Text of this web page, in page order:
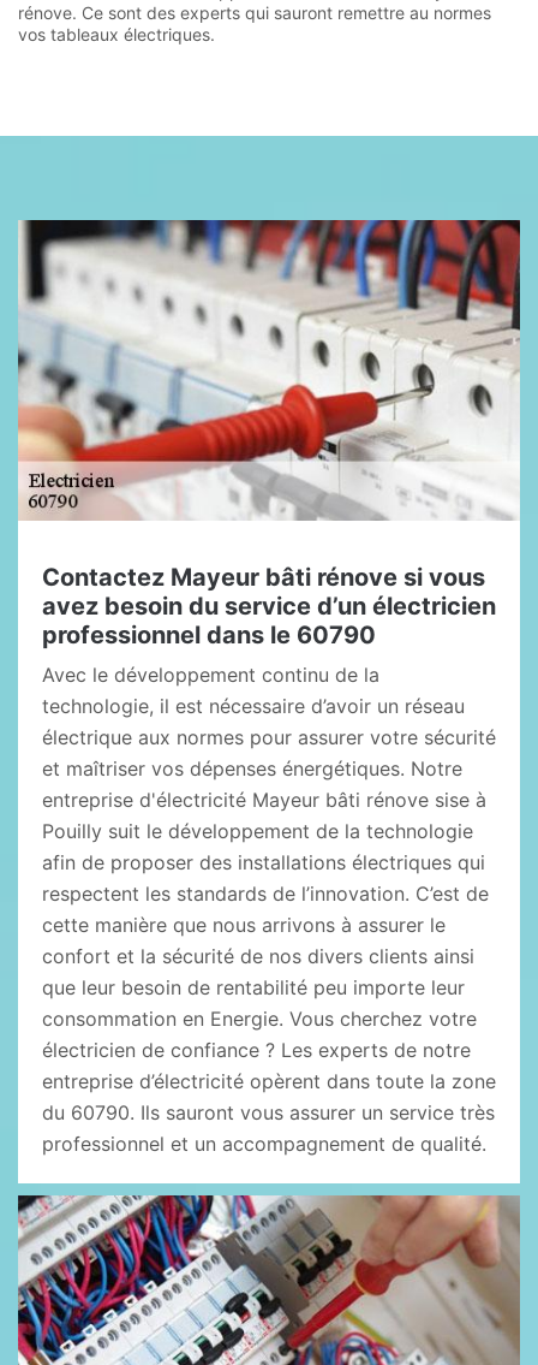
rénove. Ce sont des experts qui sauront remettre au normes
vos tableaux électriques.
Contactez Mayeur bâti rénove si vous
avez besoin du service d’un électricien
professionnel dans le 60790
Avec le développement continu de la
technologie, il est nécessaire d’avoir un réseau
électrique aux normes pour assurer votre sécurité
et maîtriser vos dépenses énergétiques. Notre
entreprise d'électricité Mayeur bâti rénove sise à
Pouilly suit le développement de la technologie
afin de proposer des installations électriques qui
respectent les standards de l’innovation. C’est de
cette manière que nous arrivons à assurer le
confort et la sécurité de nos divers clients ainsi
que leur besoin de rentabilité peu importe leur
consommation en Energie. Vous cherchez votre
électricien de confiance ? Les experts de notre
entreprise d’électricité opèrent dans toute la zone
du 60790. Ils sauront vous assurer un service très
professionnel et un accompagnement de qualité.